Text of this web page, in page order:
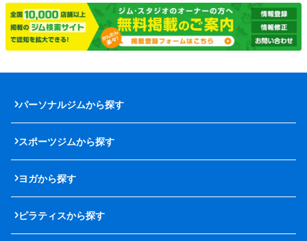
パーソナルジムから探す
スポーツジムから探す
ヨガから探す
ピラティスから探す